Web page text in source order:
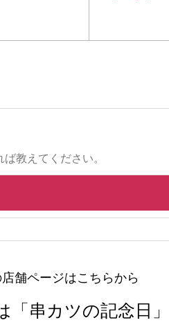
教えてください。
舗ページはこちらから
「串カツの記念日